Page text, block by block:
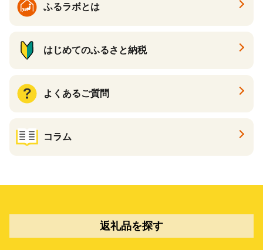
ふるラボとは
はじめてのふるさと納税
よくあるご質問
コラム
返礼品を探す